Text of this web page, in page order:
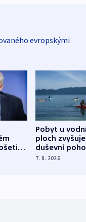
evropskými
Pobyt u
ploch zvyšuje
duševní
ukázala
7. 8. 2026